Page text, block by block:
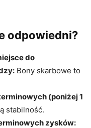
odpowiedni?
do
Bony skarbowe to
(poniżej 1
stabilność.
zysków: